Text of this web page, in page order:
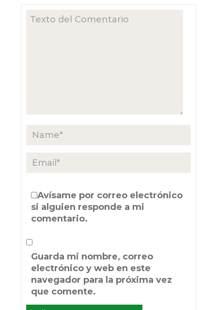
Avísame por correo electrónico
si alguien responde a mi
comentario.
Guarda mi nombre, correo
electrónico y web en este
navegador para la próxima vez
que comente.